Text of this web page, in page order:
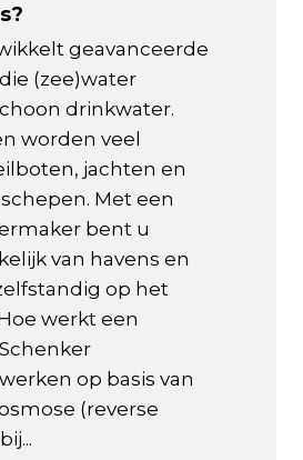
geavanceerde
(zee)water
drinkwater.
worden veel
jachten en
Met een
bent u
van havens en
op het
werkt een
op basis van
(reverse